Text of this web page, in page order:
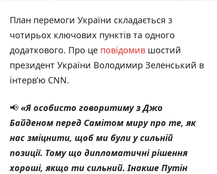
План перемоги України складається з
чотирьох ключових пунктів та одного
додаткового. Про це повідомив шостий
президент України Володимир Зеленський в
інтерв’ю CNN.
📢 «Я особисто говоритиму з Джо
Байденом перед Самітом миру про те, як
нас зміцнити, щоб ми були у сильній
позиції. Тому що дипломатичні рішення
хороші, якщо ти сильний. Інакше Путін